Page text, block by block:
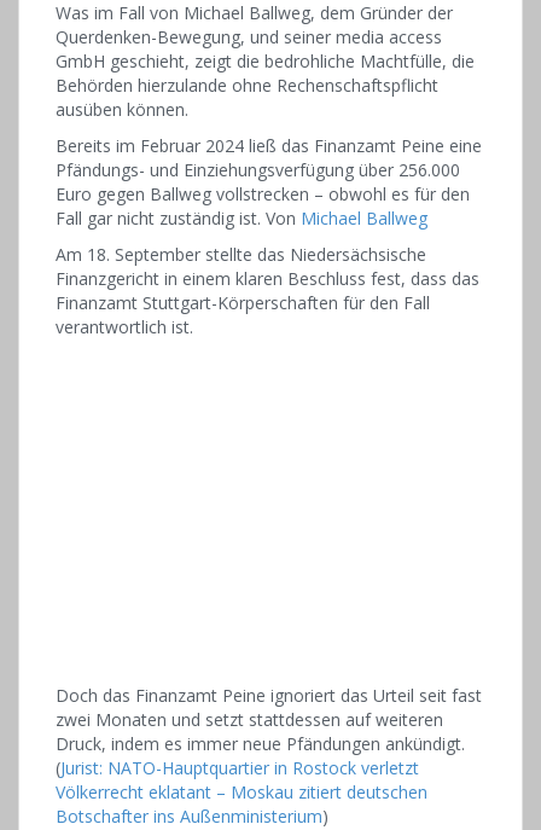
Was im Fall von Michael Ballweg, dem Gründer der
Querdenken-Bewegung, und seiner media access
GmbH geschieht, zeigt die bedrohliche Machtfülle, die
Behörden hierzulande ohne Rechenschaftspflicht
ausüben können.
Bereits im Februar 2024 ließ das Finanzamt Peine eine
Pfändungs- und Einziehungsverfügung über 256.000
Euro gegen Ballweg vollstrecken – obwohl es für den
Fall gar nicht zuständig ist. Von Michael Ballweg
Am 18. September stellte das Niedersächsische
Finanzgericht in einem klaren Beschluss fest, dass das
Finanzamt Stuttgart-Körperschaften für den Fall
verantwortlich ist.
Doch das Finanzamt Peine ignoriert das Urteil seit fast
zwei Monaten und setzt stattdessen auf weiteren
Druck, indem es immer neue Pfändungen ankündigt.
(Jurist: NATO-Hauptquartier in Rostock verletzt
Völkerrecht eklatant – Moskau zitiert deutschen
Botschafter ins Außenministerium)